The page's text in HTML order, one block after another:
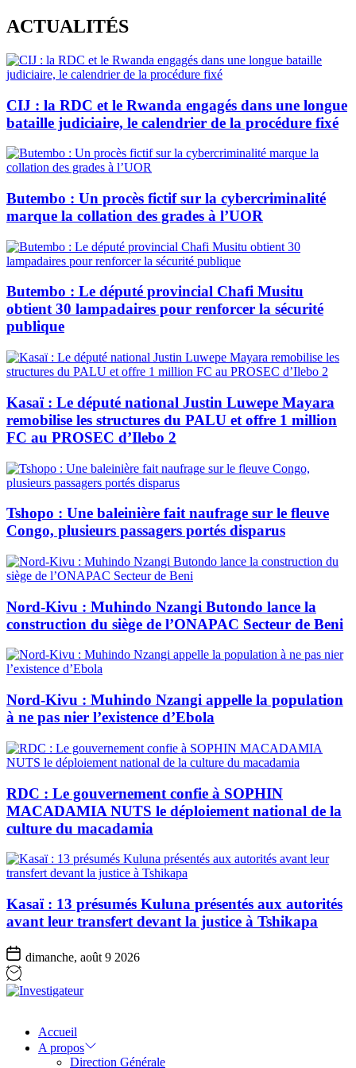
Skip
to
content
ACTUALITÉS
CIJ : la RDC et le Rwanda engagés dans une longue
bataille judiciaire, le calendrier de la procédure fixé
Butembo : Un procès fictif sur la cybercriminalité
marque la collation des grades à l’UOR
Butembo : Le député provincial Chafi Musitu
obtient 30 lampadaires pour renforcer la sécurité
publique
Kasaï : Le député national Justin Luwepe Mayara
remobilise les structures du PALU et offre 1 million
FC au PROSEC d’Ilebo 2
Tshopo : Une baleinière fait naufrage sur le fleuve
Congo, plusieurs passagers portés disparus
Nord-Kivu : Muhindo Nzangi Butondo lance la
construction du siège de l’ONAPAC Secteur de Beni
Nord-Kivu : Muhindo Nzangi appelle la population
à ne pas nier l’existence d’Ebola
RDC : Le gouvernement confie à SOPHIN
MACADAMIA NUTS le déploiement national de la
culture du macadamia
Kasaï : 13 présumés Kuluna présentés aux autorités
avant leur transfert devant la justice à Tshikapa
dimanche, août 9 2026
Accueil
A propos
Direction Générale